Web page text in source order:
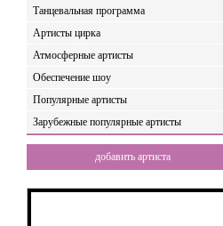
Танцевальная программа
Артисты цирка
Атмосферные артисты
Обеспечение шоу
Популярные артисты
Зарубежные популярные артисты
добавить артиста